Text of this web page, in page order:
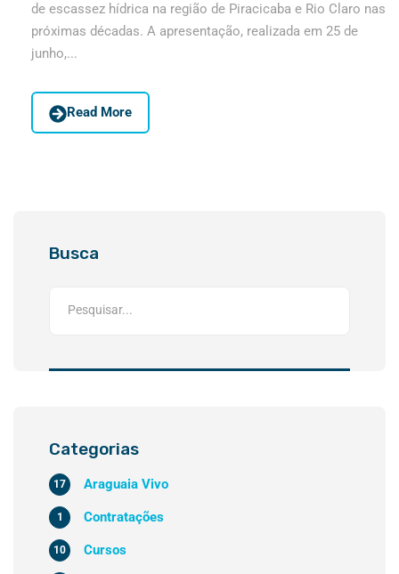
de escassez hídrica na região de Piracicaba e Rio Claro nas
próximas décadas. A apresentação, realizada em 25 de
junho,...
Read More
Busca
Categorias
Araguaia Vivo
17
Contratações
1
Cursos
10